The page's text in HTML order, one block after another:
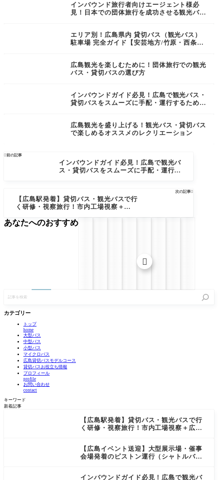
インバウンド旅行者向けエージェント様必
見！日本での団体旅行を成功させる観光バ
エリア別！広島県内 貸切バス（観光バス）
駐車場 完全ガイド【安芸地方/竹原・西条・
広島観光を楽しむために！団体旅行での観光
バス・貸切バスの選び方
インバウンドガイド必見！広島で観光バス・
貸切バスをスムーズに手配・運行するための
広島観光を盛り上げる！観光バス・貸切バス
で楽しめるオススメのレクリエーション
前の記事
インバウンドガイド必見！広島で観光バ
ス・貸切バスをスムーズに手配・運行す
次の記事
【広島駅発着】貸切バス・観光バスで行
く研修・視察旅行！市内工場視察＋広島
検
カテゴリー
トップ
home
大型バス
中型バス
小型バス
マイクロバス
広島貸切バスモデルコース
貸切バスお役立ち情報
プロフィール
profile
お問い合わせ
contact
キーワード
新着記事
【広島駅発着】貸切バス・観光バスで行
く研修・視察旅行！市内工場視察＋広島
【広島イベント送迎】大型展示場・催事
会場発着のピストン運行（シャトルバ
インバウンドガイド必見！広島で観光バ
あなたへのおすすめ
